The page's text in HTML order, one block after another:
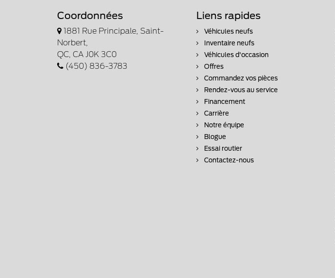
Coordonnées
1881 Rue Principale, Saint-
Norbert,
QC, CA J0K 3C0
(450) 836-3783
Liens rapides
Véhicules neufs
Inventaire neufs
Véhicules d'occasion
Offres
Commandez vos pièces
Rendez-vous au service
Financement
Carrière
Notre équipe
Blogue
Essai routier
Contactez-nous